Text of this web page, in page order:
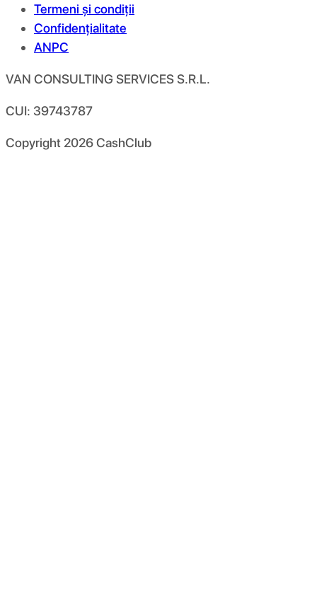
Termeni și condiții
Confidențialitate
ANPC
VAN CONSULTING SERVICES S.R.L.
CUI: 39743787
Copyright 2026CashClub